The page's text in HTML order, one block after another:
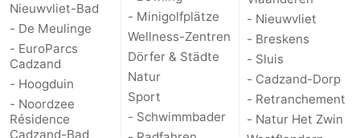
Nieuwvliet-Bad
- De Meulinge
- EuroParcs
Cadzand
- Hoogduin
- Noordzee
Résidence
Cadzand-Bad
- Minigolfplätze
Wellness-Zentren
Dörfer & Städte
Natur
Sport
- Schwimmbader
- Nieuwvliet
- Breskens
- Sluis
- Cadzand-Dorp
- Retranchement
- Natur Het Zwin